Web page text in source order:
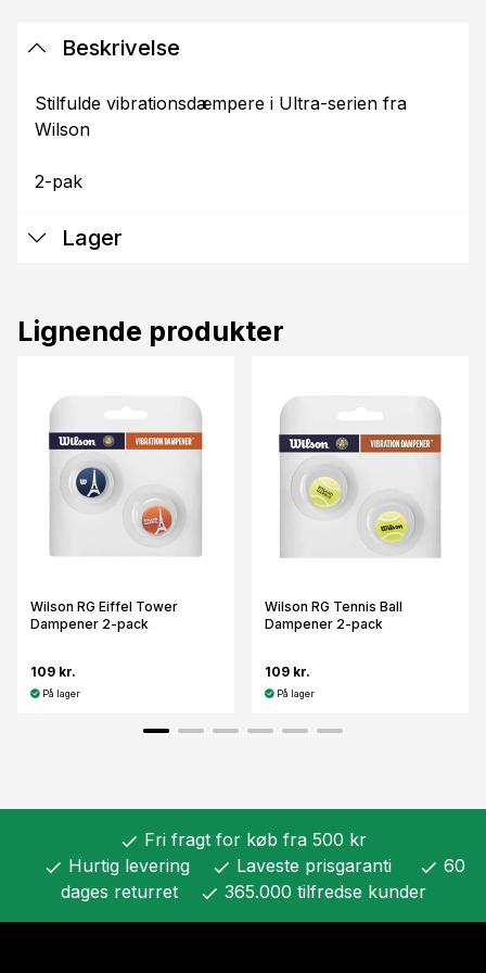
Beskrivelse
Stilfulde vibrationsdæmpere i Ultra-serien fra
Wilson
2-pak
Lager
Lignende produkter
Wilson RG Eiffel Tower
Dampener 2-pack
109 kr.
På lager
Wilson RG Tennis Ball
Dampener 2-pack
109 kr.
På lager
check Fri fragt for køb fra 500 kr
check Hurtig levering check Laveste prisgaranti check 60
dages returret
check 365.000 tilfredse kunder